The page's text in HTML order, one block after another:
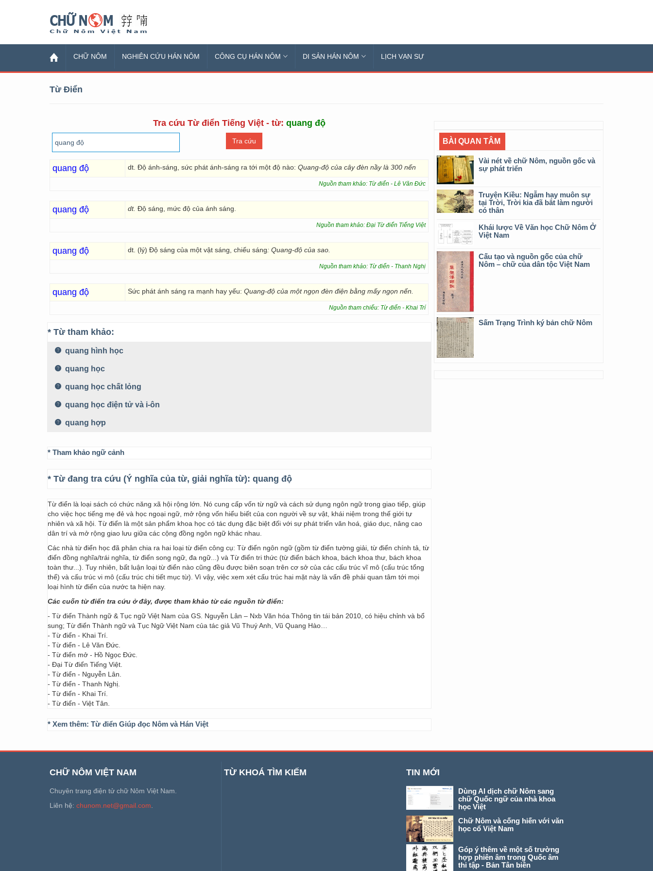
CHỮ NÔM NGHIÊN CỨU HÁN NÔM CÔNG CỤ HÁN NÔM DI SẢN HÁN NÔM LỊCH VẠN SỰ
Từ Điển
Tra cứu Từ điển Tiếng Việt - từ: quang độ
quang độ dt. Độ ánh-sáng, sức phát ánh-sáng ra tới một độ nào: Quang-độ của cây đèn nầy là 300 nến
Nguồn tham khảo: Từ điển - Lê Văn Đức
quang độ dt. Độ sáng, mức độ của ánh sáng.
Nguồn tham khảo: Đại Từ điển Tiếng Việt
quang độ dt. (lý) Độ sáng của một vật sáng, chiếu sáng: Quang-độ của sao.
Nguồn tham khảo: Từ điển - Thanh Nghị
quang độ Sức phát ánh sáng ra mạnh hay yếu: Quang-độ của một ngọn đèn điện bằng mấy ngọn nến.
Nguồn tham chiếu: Từ điển - Khai Trí
* Từ tham khảo:
quang hình học
quang học
quang học chất lỏng
quang học điện tử và i-ôn
quang hợp
* Tham khảo ngữ cảnh
* Từ đang tra cứu (Ý nghĩa của từ, giải nghĩa từ): quang độ
Từ điển là loại sách có chức năng xã hội rộng lớn. Nó cung cấp vốn từ ngữ và cách sử dụng ngôn ngữ trong giao tiếp, giúp
cho việc học tiếng mẹ đẻ và học ngoại ngữ, mở rộng vốn hiểu biết của con người về sự vật, khái niệm trong thế giới tự
nhiên và xã hội. Từ điển là một sản phẩm khoa học có tác dụng đặc biệt đối với sự phát triển văn hoá, giáo dục, nâng cao
dân trí và mở rộng giao lưu giữa các cộng đồng ngôn ngữ khác nhau.
Các nhà từ điển học đã phân chia ra hai loại từ điển công cụ: Từ điển ngôn ngữ (gồm từ điển tường giải, từ điển chính tả, từ
điển đồng nghĩa/trái nghĩa, từ điển song ngữ, đa ngữ...) và Từ điển tri thức (từ điển bách khoa, bách khoa thư, bách khoa
toàn thư...). Tuy nhiên, bất luận loại từ điển nào cũng đều được biên soạn trên cơ sở của các cấu trúc vĩ mô (cấu trúc tổng
thể) và cấu trúc vi mô (cấu trúc chi tiết mục từ). Vì vậy, việc xem xét cấu trúc hai mặt này là vấn đề phải quan tâm tới mọi
loại hình từ điển của nước ta hiện nay.
Các cuốn từ điển tra cứu ở đây, được tham khảo từ các nguồn từ điển:
- Từ điển Thành ngữ & Tục ngữ Việt Nam của GS. Nguyễn Lân – Nxb Văn hóa Thông tin tái bản 2010, có hiệu chỉnh và bổ
sung; Từ điển Thành ngữ và Tục Ngữ Việt Nam của tác giả Vũ Thuý Anh, Vũ Quang Hào…
- Từ điển - Khai Trí.
- Từ điển - Lê Văn Đức.
- Từ điển mở - Hồ Ngọc Đức.
- Đại Từ điển Tiếng Việt.
- Từ điển - Nguyễn Lân.
- Từ điển - Thanh Nghị.
- Từ điển - Khai Trí.
- Từ điển - Việt Tân.
* Xem thêm: Từ điển Giúp đọc Nôm và Hán Việt
BÀI QUAN TÂM
Vài nét về chữ Nôm, nguồn gốc và
sự phát triển
Truyện Kiều: Ngẫm hay muôn sự
tại Trời, Trời kia đã bắt làm người
có thân
Khái lược Về Văn học Chữ Nôm Ở
Việt Nam
Cấu tạo và nguồn gốc của chữ
Nôm – chữ của dân tộc Việt Nam
Sấm Trạng Trình ký bản chữ Nôm
CHỮ NÔM VIỆT NAM
Chuyên trang điện tử chữ Nôm Việt Nam.
Liên hệ: chunom.net@gmail.com
TỪ KHOÁ TÌM KIẾM TIN MỚI
Dùng AI dịch chữ Nôm sang
chữ Quốc ngữ của nhà khoa
học Việt
Chữ Nôm và cống hiến với văn
học cổ Việt Nam
Góp ý thêm về một số trường
hợp phiên âm trong Quốc âm
thi tập - Bản Tân biên